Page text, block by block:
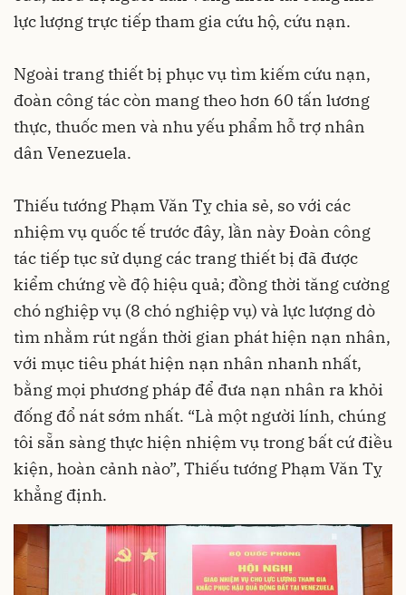
lực lượng trực tiếp tham gia cứu hộ, cứu nạn.
Ngoài trang thiết bị phục vụ tìm kiếm cứu nạn,
đoàn công tác còn mang theo hơn 60 tấn lương
thực, thuốc men và nhu yếu phẩm hỗ trợ nhân
dân Venezuela.
Thiếu tướng Phạm Văn Tỵ chia sẻ, so với các
nhiệm vụ quốc tế trước đây, lần này Đoàn công
tác tiếp tục sử dụng các trang thiết bị đã được
kiểm chứng về độ hiệu quả; đồng thời tăng cường
chó nghiệp vụ (8 chó nghiệp vụ) và lực lượng dò
tìm nhằm rút ngắn thời gian phát hiện nạn nhân,
với mục tiêu phát hiện nạn nhân nhanh nhất,
bằng mọi phương pháp để đưa nạn nhân ra khỏi
đống đổ nát sớm nhất. “Là một người lính, chúng
tôi sẵn sàng thực hiện nhiệm vụ trong bất cứ điều
kiện, hoàn cảnh nào”, Thiếu tướng Phạm Văn Tỵ
khẳng định.